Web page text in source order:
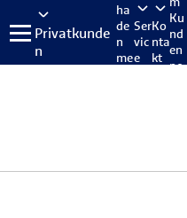
Privatkunde
n
ha
de
n
me
Ser
vic
e
Ko
nta
kt
Ku
nd
en
po